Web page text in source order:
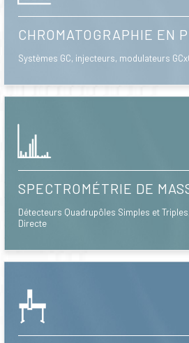
CHROMATOGRAPHIE EN
Systèmes GC, injecteurs, modulateurs
SPECTROMÉTRIE DE
Détecteurs Quadrupôles Simples et Triples,
Directe